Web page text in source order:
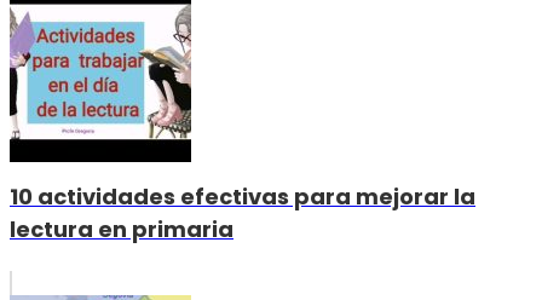
10 actividades efectivas para mejorar la
lectura en primaria